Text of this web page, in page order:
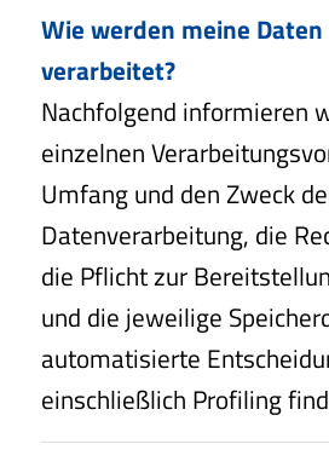
Wie werden meine
verarbeitet?
Nachfolgend informieren
einzelnen
Umfang und den Zweck
Datenverarbeitung, die
die Pflicht zur
und die jeweilige
automatisierte
einschließlich Profiling